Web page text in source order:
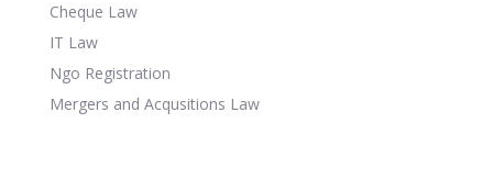
Cheque Law
IT Law
Ngo Registration
Mergers and Acqusitions Law